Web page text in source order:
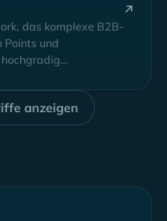
das komplexe B2B-
Points und
anzeigen